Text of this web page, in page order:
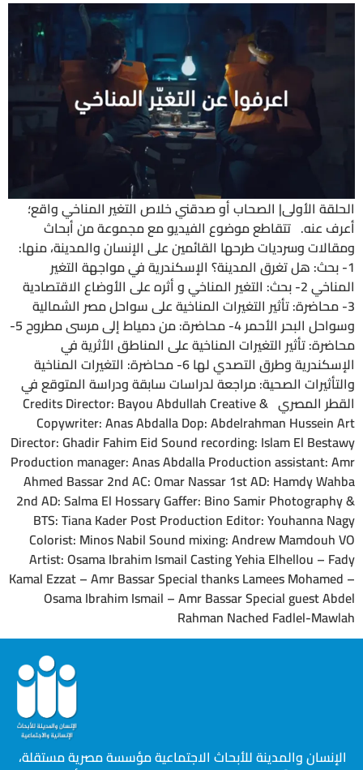
الحلقة الأولى| الصحاب أو صدقني خلاص التغير المناخي واقع؛
أعرف عنه. تتقاطع موضوع الفيديو مع مجموعة من أبحاث
ومقالات وسرديات طرحها القائمين على الإنسان والمدينة، منها:
1- بحث: هل تغرق المدينة؟ الإسكندرية في مواجهة التغير
المناخي 2- بحث: التغير المناخي و أثره على الأوضاع الاقتصادية
3- محاضرة: تأثير التغيرات المناخية على سواحل مصر الشمالية
وسواحل البحر الأحمر 4- محاضرة: من دمياط إلى مرسى مطروح 5-
محاضرة: تأثير التغيرات المناخية على المناطق الأثرية في
الإسكندرية وطرق التصدي لها 6- محاضرة: التغيرات المناخية
والتأثيرات الصحية: مراجعة لدراسات سابقة ودراسة المتوقع في
القطر المصري Credits Director: Bayou Abdullah Creative &
Copywriter: Anas Abdalla Dop: Abdelrahman Hussein Art
Director: Ghadir Fahim Eid Sound recording: Islam El Bestawy
Production manager: Anas Abdalla Production assistant: Amr
Ahmed Bassar 2nd AC: Omar Nassar 1st AD: Hamdy Wahba
2nd AD: Salma El Hossary Gaffer: Bino Samir Photography &
BTS: Tiana Kader Post Production Editor: Youhanna Nagy
Colorist: Minos Nabil Sound mixing: Andrew Mamdouh VO
Artist: Osama Ibrahim Ismail Casting Yehia Elhellou – Fady
Kamal Ezzat – Amr Bassar Special thanks Lamees Mohamed –
Osama Ibrahim Ismail – Amr Bassar Special guest Abdel
Rahman Nached Fadlel-Mawlah
الإنسان والمدينة للأبحاث الاجتماعية مؤسسة مصرية مستقلة،